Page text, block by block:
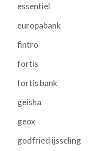
essentiel
europabank
fintro
fortis
fortis bank
geisha
geox
godfried ijsseling